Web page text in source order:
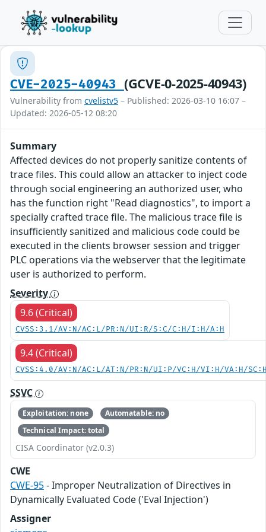
CVE-2025-40943 (GCVE-0-2025-40943)
Vulnerability from cvelistv5 – Published: 2026-03-10 16:07 –
Updated: 2026-05-12 08:20
Summary
Affected devices do not properly sanitize contents of
trace files. This could allow an attacker to inject code
through social engineering an authorized user, who
has the function right "Read diagnostics", to import a
specially crafted trace file. The malicious trace file is
insufficiently sanitized and malicious code could be
executed in the clients browser session and trigger
PLC operations via the webserver that the legitimate
user is authorized to perform.
Severity
9.6 (Critical)
CVSS:3.1/AV:N/AC:L/PR:N/UI:R/S:C/C:H/I:H/A:H
9.4 (Critical)
CVSS:4.0/AV:N/AC:L/AT:N/PR:N/UI:P/VC:H/VI:H/VA:H/
SSVC
Exploitation: none
Automatable: no
Technical Impact: total
CISA Coordinator (v2.0.3)
CWE
CWE-95- Improper Neutralization of Directives in
Dynamically Evaluated Code ('Eval Injection')
Assigner